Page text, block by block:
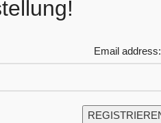
Email address: